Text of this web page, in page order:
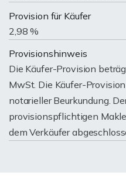
Provision für Käufer
2,98 %
Provisionshinweis
Die Käufer-Provision
MwSt. Die Käufer-
notarieller Beurkundung.
provisionspflichtigen
dem Verkäufer